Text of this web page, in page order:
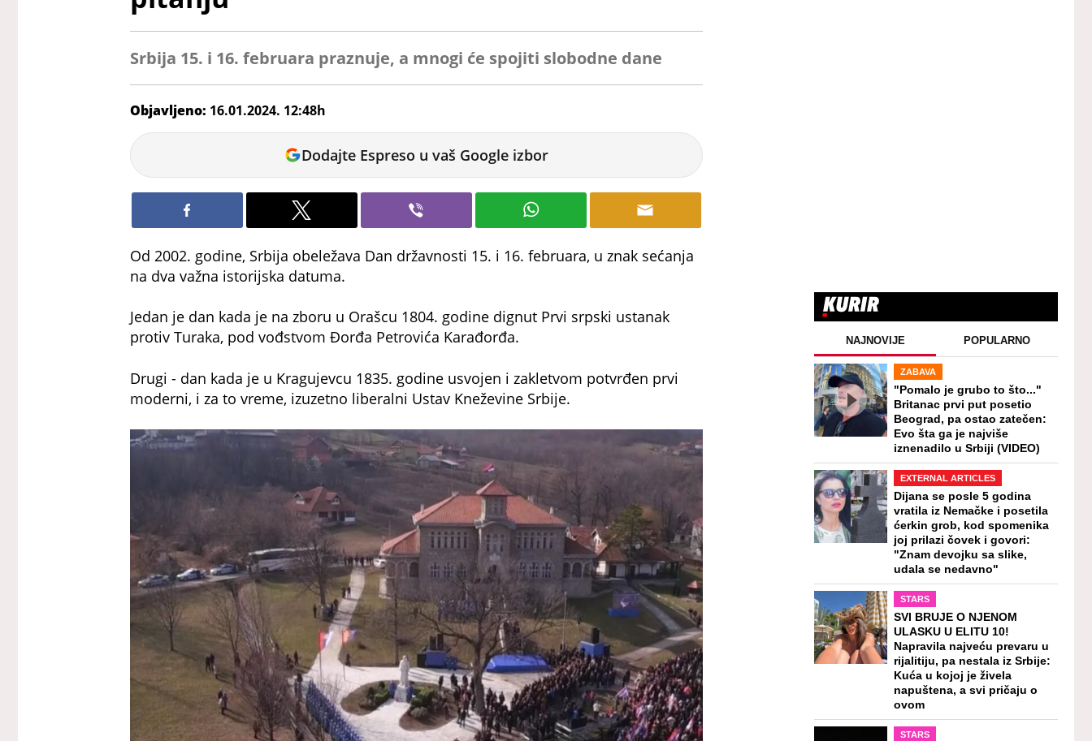
Srbija 15. i 16. februara praznuje, a mnogi će spojiti slobodne dane
Objavljeno: 16.01.2024. 12:48h
Ana
Petrović
Dodajte Espreso u vaš Google izbor
Od 2002. godine, Srbija obeležava Dan državnosti 15. i 16. februara, u znak sećanja
na dva važna istorijska datuma.
Jedan je dan kada je na zboru u Orašcu 1804. godine dignut Prvi srpski ustanak
protiv Turaka, pod vođstvom Đorđa Petrovića Karađorđa.
Drugi - dan kada je u Kragujevcu 1835. godine usvojen i zakletvom potvrđen prvi
moderni, i za to vreme, izuzetno liberalni Ustav Kneževine Srbije.
NAJNOVIJE POPULARNO
ZABAVA
"Pomalo je grubo to što..."
Britanac prvi put posetio
Beograd, pa ostao zatečen:
Evo šta ga je najviše
iznenadilo u Srbiji (VIDEO)
EXTERNAL ARTICLES
Dijana se posle 5 godina
vratila iz Nemačke i posetila
ćerkin grob, kod spomenika
joj prilazi čovek i govori:
"Znam devojku sa slike,
udala se nedavno"
STARS
SVI BRUJE O NJENOM
ULASKU U ELITU 10!
Napravila najveću prevaru u
rijalitiju, pa nestala iz Srbije:
Kuća u kojoj je živela
napuštena, a svi pričaju o
ovom
STARS